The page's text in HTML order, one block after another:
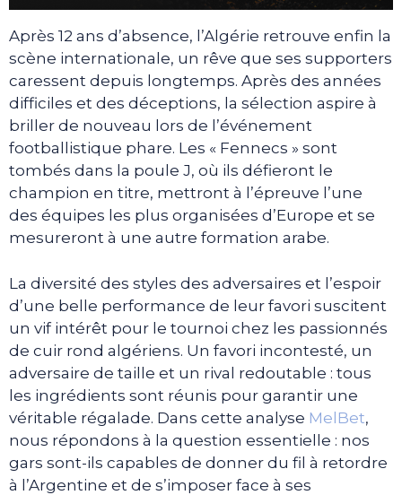
Après 12 ans d’absence, l’Algérie retrouve enfin la
scène internationale, un rêve que ses supporters
caressent depuis longtemps. Après des années
difficiles et des déceptions, la sélection aspire à
briller de nouveau lors de l’événement
footballistique phare. Les « Fennecs » sont
tombés dans la poule J, où ils défieront le
champion en titre, mettront à l’épreuve l’une
des équipes les plus organisées d’Europe et se
mesureront à une autre formation arabe.
La diversité des styles des adversaires et l’espoir
d’une belle performance de leur favori suscitent
un vif intérêt pour le tournoi chez les passionnés
de cuir rond algériens. Un favori incontesté, un
adversaire de taille et un rival redoutable : tous
les ingrédients sont réunis pour garantir une
véritable régalade. Dans cette analyse MelBet,
nous répondons à la question essentielle : nos
gars sont-ils capables de donner du fil à retordre
à l’Argentine et de s’imposer face à ses